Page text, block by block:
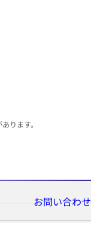
ります。
お問い合わせ